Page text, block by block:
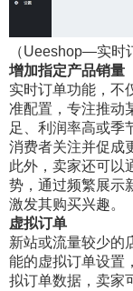
（Ueeshop—实时
增加指定产品销量
实时订单功能，不
准配置，专注推动
足、利润率高或季
消费者关注并促成
此外，卖家还可以
势，通过频繁展示
激发其购买兴趣。
虚拟订单
新站或流量较少的
能的虚拟订单设置
拟订单数据，卖家